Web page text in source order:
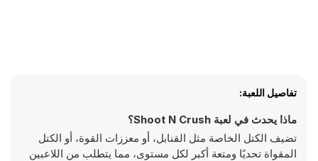
تفاصيل اللعبة:
ماذا يحدث في لعبة Shoot N Crush؟
تضيف الكتل الخاصة مثل القنابل، أو معززات القوة، أو الكتل
المقواة تحديًا ومتعة أكبر لكل مستوى، مما يتطلب من اللاعبين